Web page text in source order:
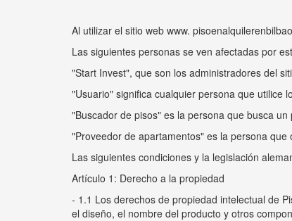
Al utilizar el sitio web www.
Las siguientes personas se ven afectadas por
"Start Invest", que son los administradores del
"Usuario" significa cualquier persona que utilice
"Buscador de pisos" es la persona que busca
"Proveedor de apartamentos" es la persona
Las siguientes condiciones y la legislación
Artículo 1: Derecho a la propiedad
- 1.1 Los derechos de propiedad intelectual de
el diseño, el nombre del producto y otros